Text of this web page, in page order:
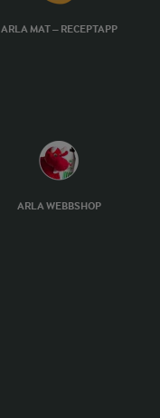
ARLA MAT – RECEPTAPP
ARLA WEBBSHOP